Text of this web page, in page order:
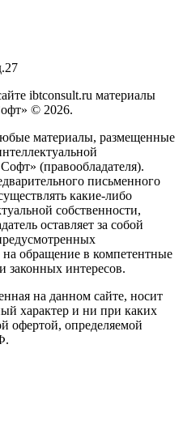
ibtconsult.ru материалы
© 2026.
материалы, размещенные
(правообладателя).
письменного
какие-либо
собственности,
оставляет за собой
на обращение в компетентные
законных интересов.
на данном сайте, носит
характер и ни при каких
офертой, определяемой